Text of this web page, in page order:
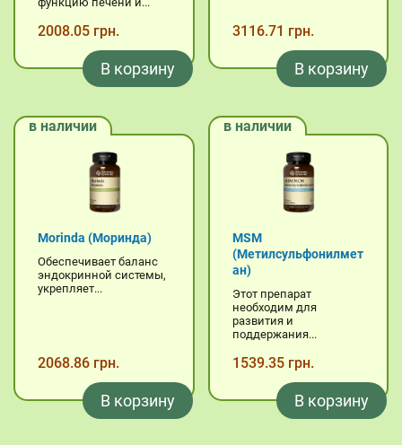
2008.05 грн.
В корзину
3116.71 грн.
В корзину
в наличии
Morinda (Моринда)
Обеспечивает баланс
эндокринной системы,
укрепляет...
2068.86 грн.
В корзину
в наличии
MSM
(Метилсульфонилмет
ан)
Этот препарат
необходим для
развития и
поддержания...
1539.35 грн.
В корзину